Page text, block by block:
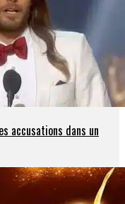
accusations dans un